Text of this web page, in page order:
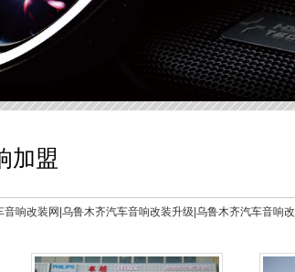
加盟
响改装网|乌鲁木齐汽车音响改装升级|乌鲁木齐汽车音响